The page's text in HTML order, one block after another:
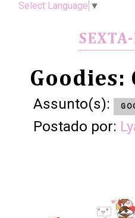
Select Language ▼
Goodies:
Assunto(s):
Postado por: